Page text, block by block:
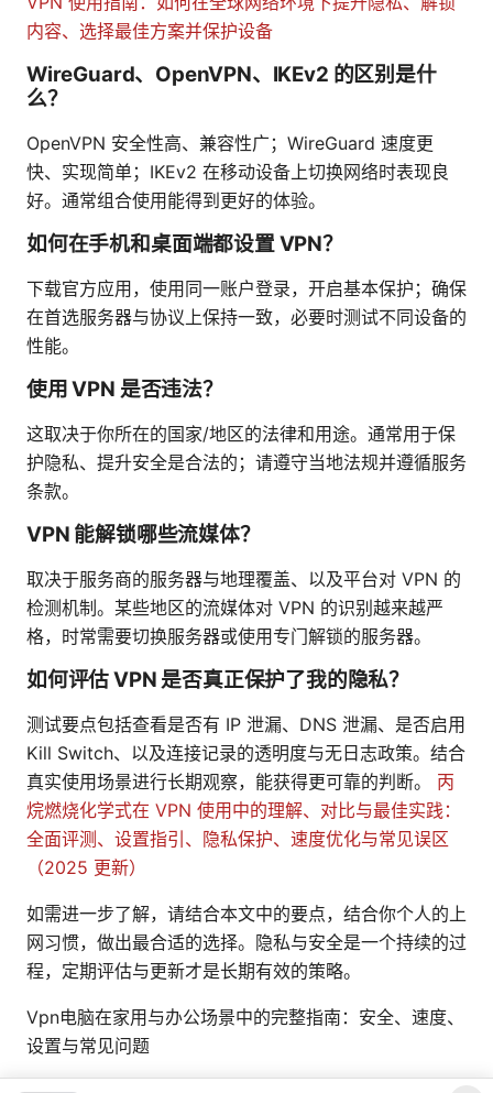
内容、选择最佳方案并保护设备
WireGuard、OpenVPN、IKEv2 的区别是什
么？
OpenVPN 安全性高、兼容性广；WireGuard 速度更
快、实现简单；IKEv2 在移动设备上切换网络时表现良
好。通常组合使用能得到更好的体验。
如何在手机和桌面端都设置 VPN？
下载官方应用，使用同一账户登录，开启基本保护；确保
在首选服务器与协议上保持一致，必要时测试不同设备的
性能。
使用 VPN 是否违法？
这取决于你所在的国家/地区的法律和用途。通常用于保
护隐私、提升安全是合法的；请遵守当地法规并遵循服务
条款。
VPN 能解锁哪些流媒体？
取决于服务商的服务器与地理覆盖、以及平台对 VPN 的
检测机制。某些地区的流媒体对 VPN 的识别越来越严
格，时常需要切换服务器或使用专门解锁的服务器。
如何评估 VPN 是否真正保护了我的隐私？
测试要点包括查看是否有 IP 泄漏、DNS 泄漏、是否启用
Kill Switch、以及连接记录的透明度与无日志政策。结合
真实使用场景进行长期观察，能获得更可靠的判断。 丙
烷燃烧化学式在 VPN 使用中的理解、对比与最佳实践：
全面评测、设置指引、隐私保护、速度优化与常见误区
（2025 更新）
如需进一步了解，请结合本文中的要点，结合你个人的上
网习惯，做出最合适的选择。隐私与安全是一个持续的过
程，定期评估与更新才是长期有效的策略。
Vpn电脑在家用与办公场景中的完整指南：安全、速度、
设置与常见问题